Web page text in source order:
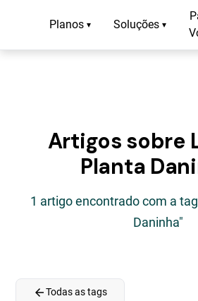
Planos ▾ Soluções ▾
Artigos sobre
Planta
1 artigo encontrado com a
Daninha"
arrow_backTodas as tags